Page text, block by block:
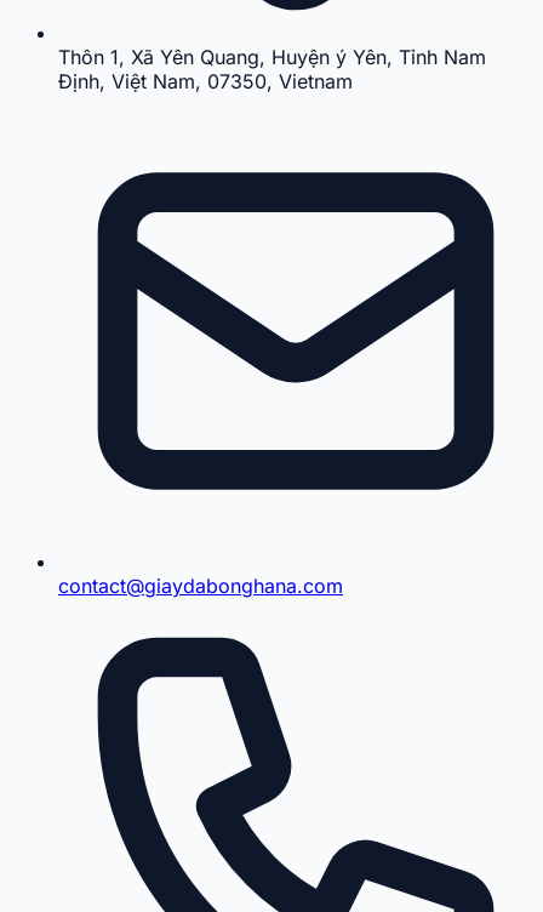
Thôn 1, Xã Yên Quang, Huyện ý Yên, Tỉnh Nam
Định, Việt Nam, 07350, Vietnam
contact@giaydabonghana.com